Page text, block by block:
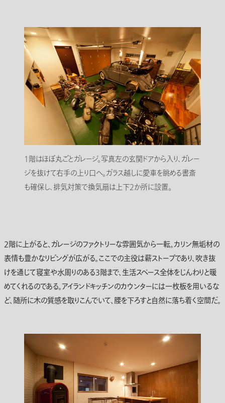
1階はほぼ丸ごとガレージ。写真左の玄関ドアから入り、ガレー
ジを抜けて右手の上り口へ。ガラス越しに愛車を眺める書斎
も確保し、排気対策で換気扇は上下2か所に設置。
2階に上がると、ガレージのファクトリーな雰囲気から一転。カリン無垢材の
表情も豊かなリビングが広がる。ここでの主役は薪ストーブであり、吹き抜
けを通じて寝室や水周りのある3階まで、生活スペース全体をじんわりと暖
めてくれるのである。アイランドキッチンのカウンターには一枚板を用いるな
ど、随所に木の質感を取りこんでいて、腰を下ろすと自然に落ち着く空間だ。